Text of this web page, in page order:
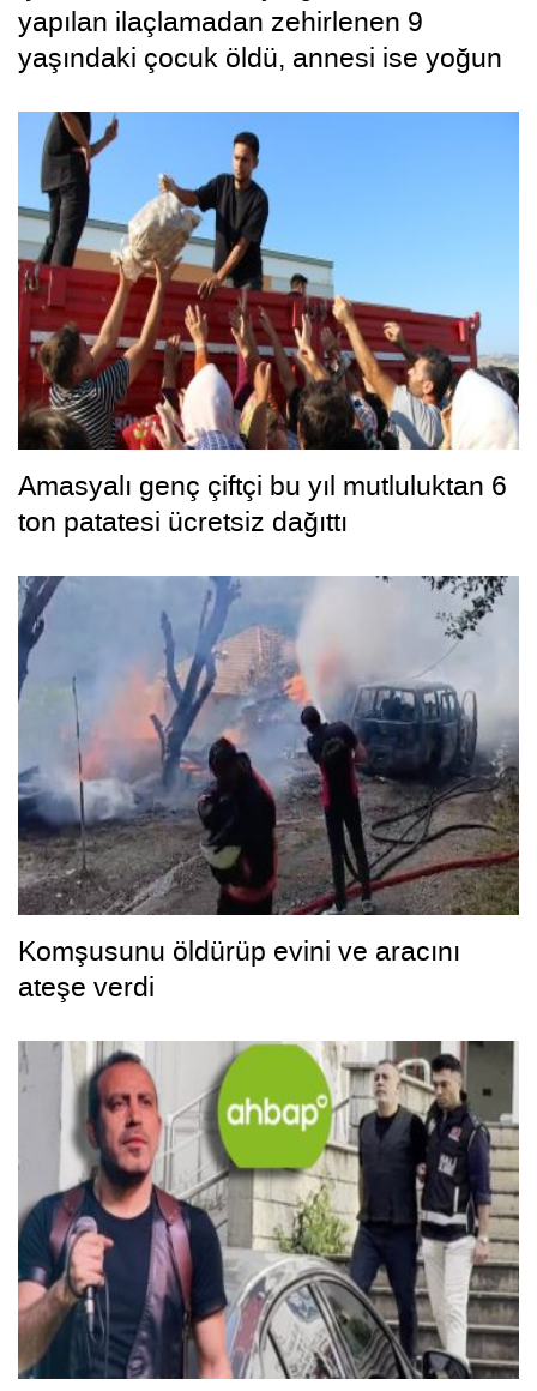
yapılan ilaçlamadan zehirlenen 9
yaşındaki çocuk öldü, annesi ise yoğun
Amasyalı genç çiftçi bu yıl mutluluktan 6
ton patatesi ücretsiz dağıttı
Komşusunu öldürüp evini ve aracını
ateşe verdi